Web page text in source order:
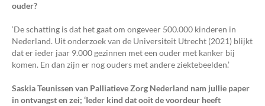
ouder?
‘De schatting is dat het gaat om ongeveer 500.000 kinderen in
Nederland. Uit onderzoek van de Universiteit Utrecht (2021) blijkt
dat er ieder jaar 9.000 gezinnen met een ouder met kanker bij
komen. En dan zijn er nog ouders met andere ziektebeelden.’
Saskia Teunissen van Palliatieve Zorg Nederland nam jullie paper
in ontvangst en zei; ‘Ieder kind dat ooit de voordeur heeft